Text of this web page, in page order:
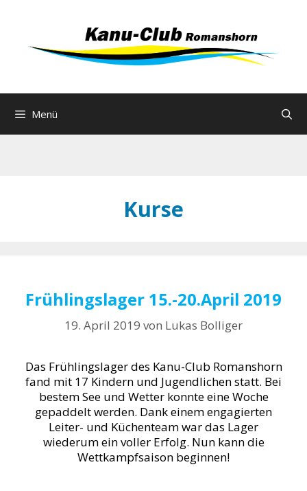
springen
Menü
Kurse
Frühlingslager 15.-20.April 2019
19. April 2019 von Lukas Bolliger
Das Frühlingslager des Kanu-Club Romanshorn
fand mit 17 Kindern und Jugendlichen statt. Bei
bestem See und Wetter konnte eine Woche
gepaddelt werden. Dank einem engagierten
Leiter- und Küchenteam war das Lager
wiederum ein voller Erfolg. Nun kann die
Wettkampfsaison beginnen!